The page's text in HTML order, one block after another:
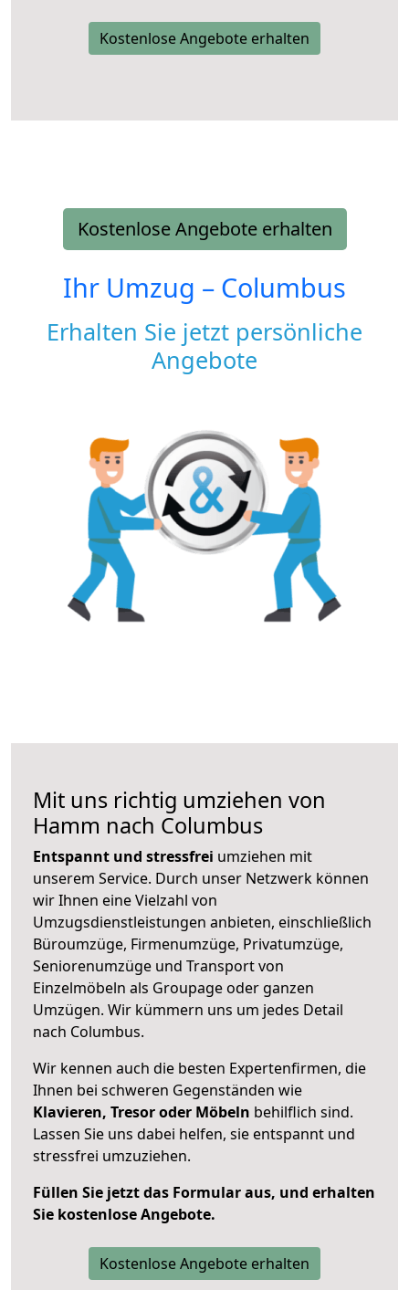
Kostenlose Angebote erhalten
Kostenlose Angebote erhalten
Ihr Umzug – Columbus
Erhalten Sie jetzt persönliche
Angebote
Mit uns richtig umziehen von
Hamm nach Columbus
Entspannt und stressfrei umziehen mit
unserem Service. Durch unser Netzwerk können
wir Ihnen eine Vielzahl von
Umzugsdienstleistungen anbieten, einschließlich
Büroumzüge, Firmenumzüge, Privatumzüge,
Seniorenumzüge und Transport von
Einzelmöbeln als Groupage oder ganzen
Umzügen. Wir kümmern uns um jedes Detail
nach Columbus.
Wir kennen auch die besten Expertenfirmen, die
Ihnen bei schweren Gegenständen wie
Klavieren, Tresor oder Möbeln behilflich sind.
Lassen Sie uns dabei helfen, sie entspannt und
stressfrei umzuziehen.
Füllen Sie jetzt das Formular aus, und erhalten
Sie kostenlose Angebote.
Kostenlose Angebote erhalten